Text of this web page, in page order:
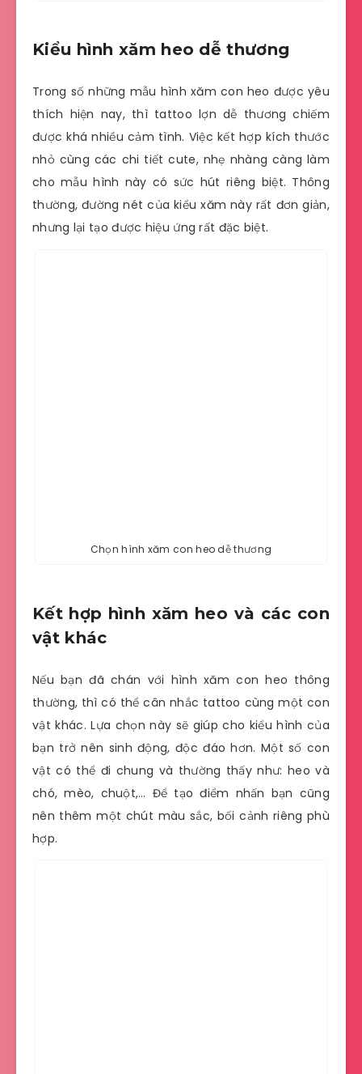
Kiểu hình xăm heo dễ thương
Trong số những mẫu hình xăm con heo được yêu
thích hiện nay, thì tattoo lợn dễ thương chiếm
được khá nhiều cảm tình. Việc kết hợp kích thước
nhỏ cùng các chi tiết cute, nhẹ nhàng càng làm
cho mẫu hình này có sức hút riêng biệt. Thông
thường, đường nét của kiểu xăm này rất đơn giản,
nhưng lại tạo được hiệu ứng rất đặc biệt.
Chọn hình xăm con heo dễ thương
Kết hợp hình xăm heo và các con
vật khác
Nếu bạn đã chán với hình xăm con heo thông
thường, thì có thể cân nhắc tattoo cùng một con
vật khác. Lựa chọn này sẽ giúp cho kiểu hình của
bạn trở nên sinh động, độc đáo hơn. Một số con
vật có thể đi chung và thường thấy như: heo và
chó, mèo, chuột,… Để tạo điểm nhấn bạn cũng
nên thêm một chút màu sắc, bối cảnh riêng phù
hợp.